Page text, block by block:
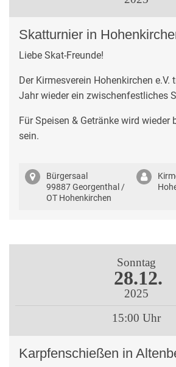
Skatturnier in
Liebe Skat-Freunde!
Der Kirmesverein Hohenkirchen e.V.
Jahr wieder ein zwischenfestliches
Für Speisen & Getränke wird wieder
sein.
Bürgersaal
99887 Georgenthal /
OT Hohenkirchen
Sonntag
28.12.
2025
15:00 Uhr
Karpfenschießen in